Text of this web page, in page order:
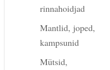
rinnahoidjad
Mantlid, joped,
kampsunid
Mütsid,